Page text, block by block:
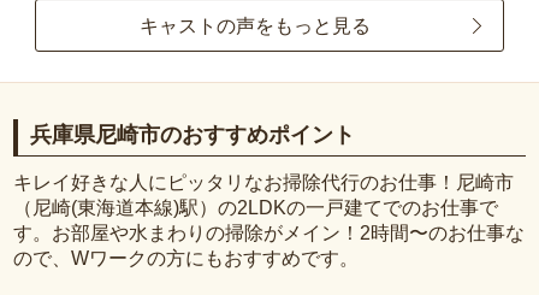
キャストの声をもっと見る
兵庫県尼崎市のおすすめポイント
キレイ好きな人にピッタリなお掃除代行のお仕事！尼崎市
（尼崎(東海道本線)駅）の2LDKの一戸建てでのお仕事で
す。お部屋や水まわりの掃除がメイン！2時間〜のお仕事な
ので、Wワークの方にもおすすめです。